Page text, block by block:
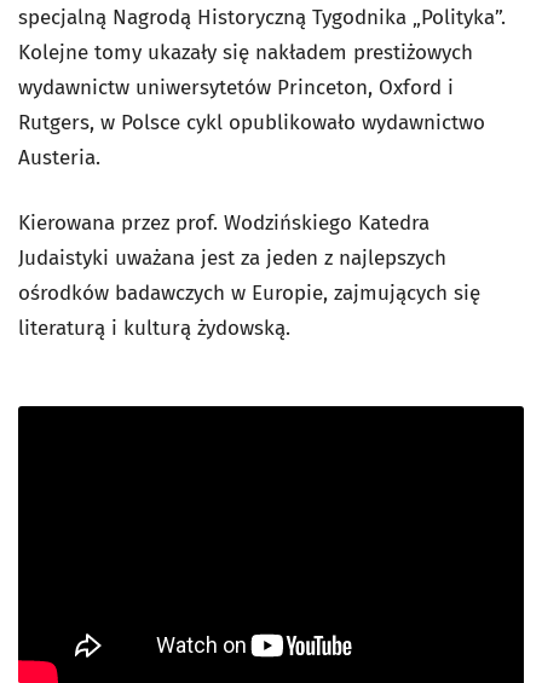
specjalną Nagrodą Historyczną Tygodnika „Polityka”.
Kolejne tomy ukazały się nakładem prestiżowych
wydawnictw uniwersytetów Princeton, Oxford i
Rutgers, w Polsce cykl opublikowało wydawnictwo
Austeria.
Kierowana przez prof. Wodzińskiego Katedra
Judaistyki uważana jest za jeden z najlepszych
ośrodków badawczych w Europie, zajmujących się
literaturą i kulturą żydowską.